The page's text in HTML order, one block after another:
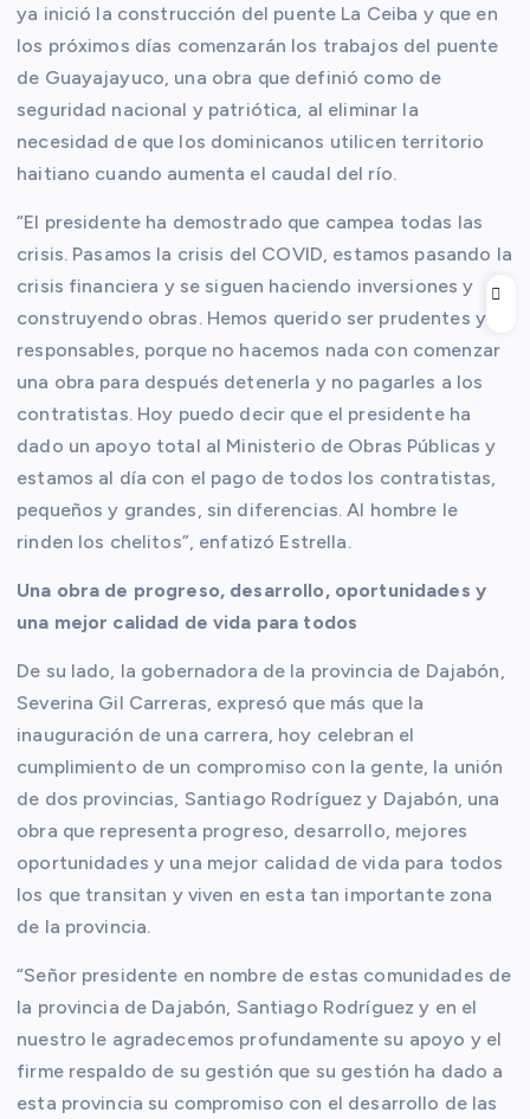
ya inició la construcción del puente La Ceiba y que en
los próximos días comenzarán los trabajos del puente
de Guayajayuco, una obra que definió como de
seguridad nacional y patriótica, al eliminar la
necesidad de que los dominicanos utilicen territorio
haitiano cuando aumenta el caudal del río.
“El presidente ha demostrado que campea todas las
crisis. Pasamos la crisis del COVID, estamos pasando la
crisis financiera y se siguen haciendo inversiones y
construyendo obras. Hemos querido ser prudentes y
responsables, porque no hacemos nada con comenzar
una obra para después detenerla y no pagarles a los
contratistas. Hoy puedo decir que el presidente ha
dado un apoyo total al Ministerio de Obras Públicas y
estamos al día con el pago de todos los contratistas,
pequeños y grandes, sin diferencias. Al hombre le
rinden los chelitos”, enfatizó Estrella.
Una obra de progreso, desarrollo, oportunidades y
una mejor calidad de vida para todos
De su lado, la gobernadora de la provincia de Dajabón,
Severina Gil Carreras, expresó que más que la
inauguración de una carrera, hoy celebran el
cumplimiento de un compromiso con la gente, la unión
de dos provincias, Santiago Rodríguez y Dajabón, una
obra que representa progreso, desarrollo, mejores
oportunidades y una mejor calidad de vida para todos
los que transitan y viven en esta tan importante zona
de la provincia.
“Señor presidente en nombre de estas comunidades de
la provincia de Dajabón, Santiago Rodríguez y en el
nuestro le agradecemos profundamente su apoyo y el
firme respaldo de su gestión que su gestión ha dado a
esta provincia su compromiso con el desarrollo de las